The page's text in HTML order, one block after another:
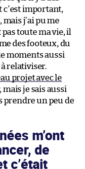
c’est important,
mais j’ai pu me
toute ma vie, il
des footeux, du
moments aussi
à relativiser.
projet avec le
mais je sais aussi
prendre un peu de
m’ont
de
c’était